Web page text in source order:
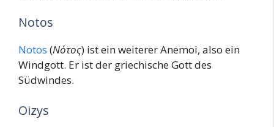
Notos
Notos (Νότος) ist ein weiterer Anemoi, also ein
Windgott. Er ist der griechische Gott des
Südwindes.
Oizys